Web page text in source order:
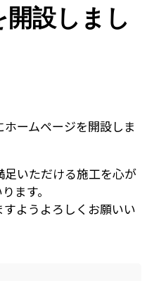
設しまし
ームページを開設しま
いただける施工を心が
ます。
ようよろしくお願いい